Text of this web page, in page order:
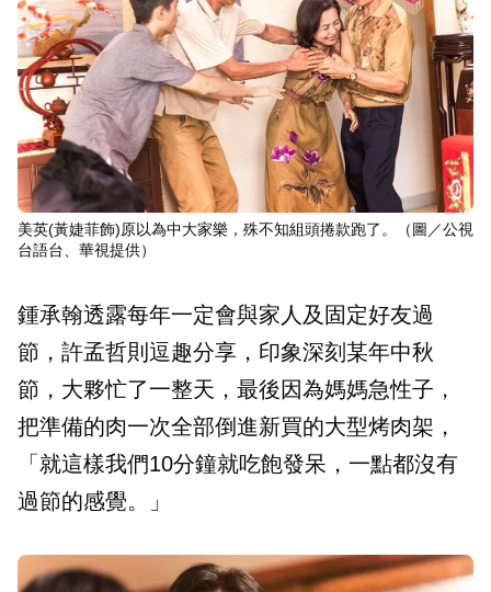
美英(黃婕菲飾)原以為中大家樂，殊不知組頭捲款跑了。（圖／公視
台語台、華視提供）
鍾承翰透露每年一定會與家人及固定好友過
節，許孟哲則逗趣分享，印象深刻某年中秋
節，大夥忙了一整天，最後因為媽媽急性子，
把準備的肉一次全部倒進新買的大型烤肉架，
「就這樣我們10分鐘就吃飽發呆，一點都沒有
過節的感覺。」